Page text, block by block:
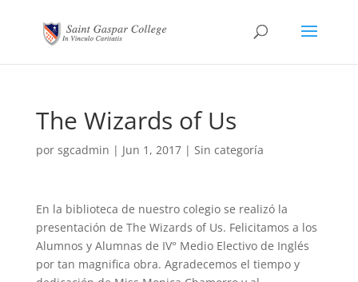
The Wizards of Us
por sgcadmin | Jun 1, 2017| Sin categoría
En la biblioteca de nuestro colegio se realizó la
presentación de The Wizards of Us. Felicitamos a los
Alumnos y Alumnas de IV° Medio Electivo de Inglés
por tan magnifica obra. Agradecemos el tiempo y